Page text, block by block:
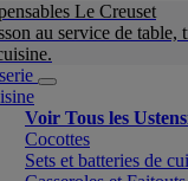
Le Creuset
au service de table,
Voir Tous les
Cocottes
Sets et batteries de